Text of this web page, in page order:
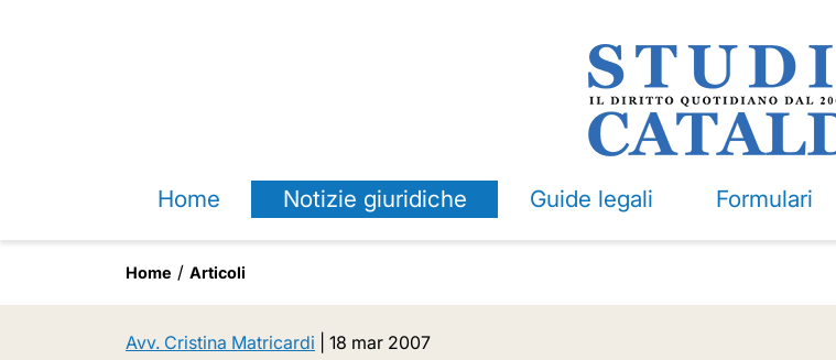
Home Notizie giuridiche Guide legali Formulari
Home Articoli
Avv. Cristina Matricardi 18 mar 2007